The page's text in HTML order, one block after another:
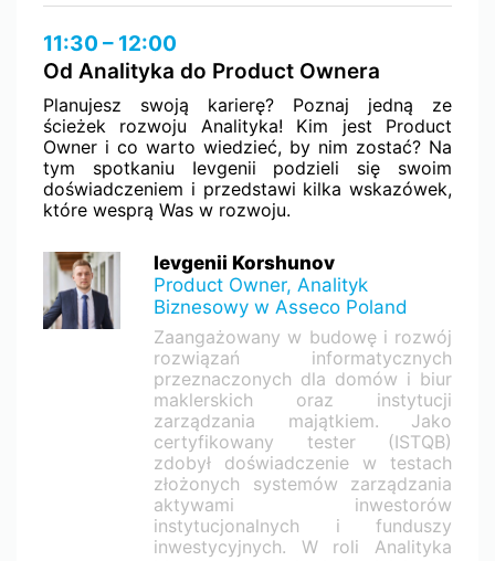
11:30 – 12:00
Od Analityka do Product Ownera
Planujesz swoją karierę? Poznaj jedną ze
ścieżek rozwoju Analityka! Kim jest Product
Owner i co warto wiedzieć, by nim zostać? Na
tym spotkaniu Ievgenii podzieli się swoim
doświadczeniem i przedstawi kilka wskazówek,
które wesprą Was w rozwoju.
Ievgenii Korshunov
Product Owner, Analityk
Biznesowy w Asseco Poland
Zaangażowany w budowę i rozwój
rozwiązań informatycznych
przeznaczonych dla domów i biur
maklerskich oraz instytucji
zarządzania majątkiem. Jako
certyfikowany tester (ISTQB)
zdobył doświadczenie w testach
złożonych systemów zarządzania
aktywami inwestorów
instytucjonalnych i funduszy
inwestycyjnych. W roli Analityka